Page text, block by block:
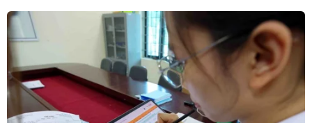
TIN CÙNG CHUYÊN MỤC
Ngoại giao kinh tế: Kiến tạo hệ sinh
thái đồng hành và thúc đẩy tự chủ
công nghệ